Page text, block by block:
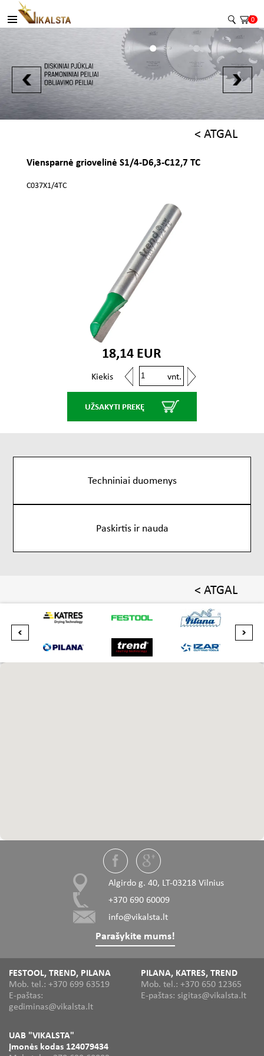
0
< ATGAL
Viensparnė griovelinė S1/4-D6,3-C12,7 TC
C037X1/4TC
18,14 EUR
Kiekis vnt.
UŽSAKYTI PREKĘ
Techniniai duomenys
Paskirtis ir nauda
< ATGAL
Algirdo g. 40, LT-03218 Vilnius
+370 690 60009
info@vikalsta.lt
Parašykite mums!
FESTOOL, TREND, PILANA
Mob. tel.: +370 699 63519
E-paštas:
gediminas@vikalsta.lt
PILANA, KATRES, TREND
Mob. tel.: +370 650 12365
E-paštas: sigitas@vikalsta.lt
UAB "VIKALSTA"
Įmonės kodas 124079434